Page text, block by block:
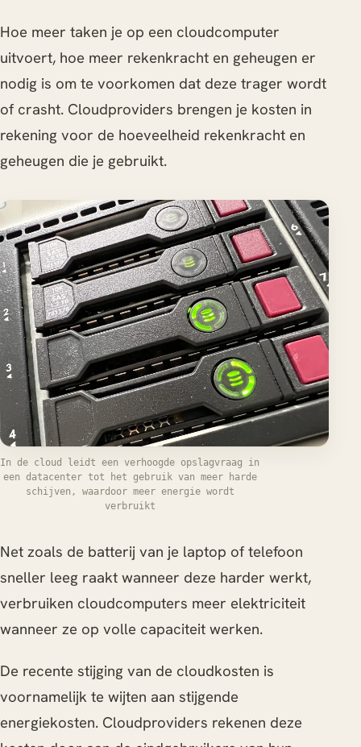
Hoe meer taken je op een cloudcomputer
uitvoert, hoe meer rekenkracht en geheugen er
nodig is om te voorkomen dat deze trager wordt
of crasht. Cloudproviders brengen je kosten in
rekening voor de hoeveelheid rekenkracht en
geheugen die je gebruikt.
In de cloud leidt een verhoogde opslagvraag in
een datacenter tot het gebruik van meer harde
schijven, waardoor meer energie wordt
verbruikt
Net zoals de batterij van je laptop of telefoon
sneller leeg raakt wanneer deze harder werkt,
verbruiken cloudcomputers meer elektriciteit
wanneer ze op volle capaciteit werken.
De recente stijging van de cloudkosten is
voornamelijk te wijten aan stijgende
energiekosten. Cloudproviders rekenen deze